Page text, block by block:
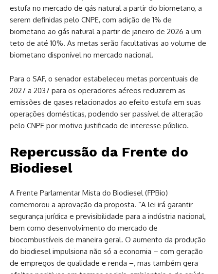
estufa no mercado de gás natural a partir do biometano, a
serem definidas pelo CNPE, com adição de 1% de
biometano ao gás natural a partir de janeiro de 2026 a um
teto de até 10%. As metas serão facultativas ao volume de
biometano disponível no mercado nacional.
Para o SAF, o senador estabeleceu metas porcentuais de
2027 a 2037 para os operadores aéreos reduzirem as
emissões de gases relacionados ao efeito estufa em suas
operações domésticas, podendo ser passível de alteração
pelo CNPE por motivo justificado de interesse público.
Repercussão da Frente do
Biodiesel
A Frente Parlamentar Mista do Biodiesel (FPBio)
comemorou a aprovação da proposta. “A lei irá garantir
segurança jurídica e previsibilidade para a indústria nacional,
bem como desenvolvimento do mercado de
biocombustíveis de maneira geral. O aumento da produção
do biodiesel impulsiona não só a economia – com geração
de empregos de qualidade e renda –, mas também gera